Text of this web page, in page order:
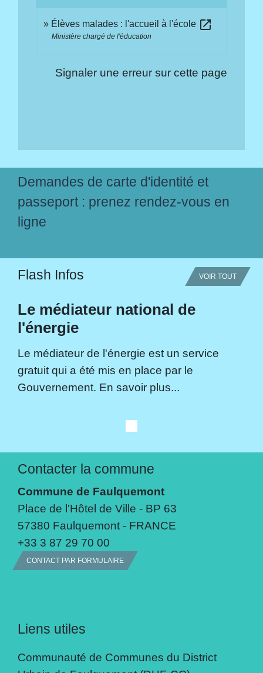
Élèves malades : l'accueil à l'école open_in_new
Ministère chargé de l'éducation
Signaler une erreur sur cette page
Demandes de carte d'identité et
passeport : prenez rendez-vous en
ligne
Flash Infos VOIR TOUT
Le médiateur national de
l'énergie
Le médiateur de l'énergie est un service
gratuit qui a été mis en place par le
Gouvernement. En savoir plus...
Contacter la commune
Commune de Faulquemont
Place de l'Hôtel de Ville - BP 63
57380 Faulquemont - FRANCE
+33 3 87 29 70 00
CONTACT PAR FORMULAIRE
Liens utiles
Communauté de Communes du District